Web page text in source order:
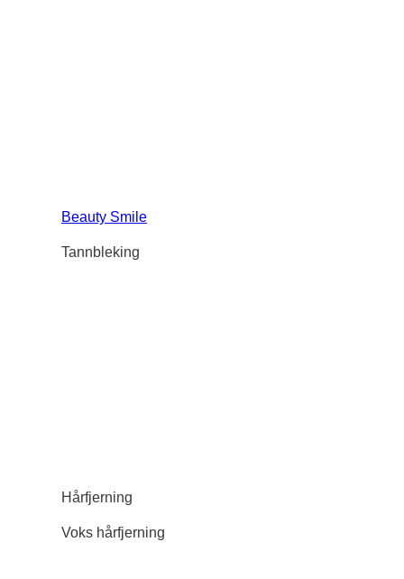
Beauty Smile
Tannbleking
Hårfjerning
Voks hårfjerning